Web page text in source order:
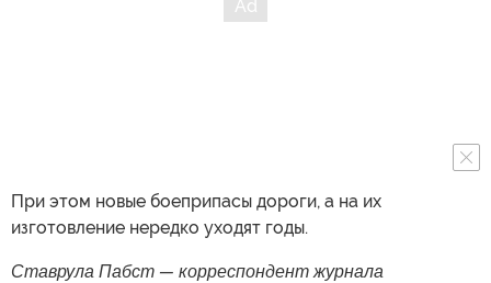
При этом новые боеприпасы дороги, а на их
изготовление нередко уходят годы.
Ставрула Пабст — корреспондент журнала